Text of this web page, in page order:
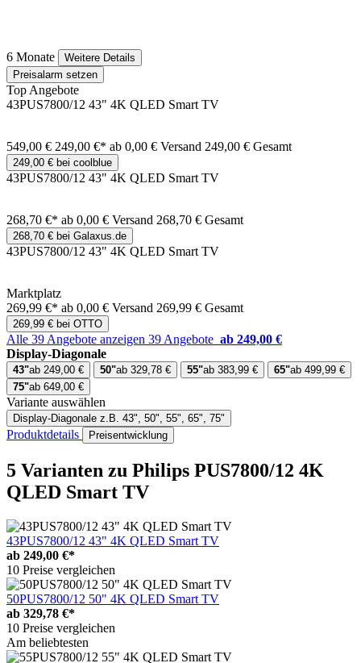
6 Monate
Weitere Details
Preisalarm setzen
Top Angebote
43PUS7800/12 43" 4K QLED Smart TV
549,00 € 249,00 €* ab 0,00 € Versand 249,00 € Gesamt
249,00 € bei coolblue
43PUS7800/12 43" 4K QLED Smart TV
268,70 €* ab 0,00 € Versand 268,70 € Gesamt
268,70 € bei Galaxus.de
43PUS7800/12 43" 4K QLED Smart TV
Marktplatz
269,99 €* ab 0,00 € Versand 269,99 € Gesamt
269,99 € bei OTTO
Alle 39 Angebote anzeigen 39 Angebote ab 249,00 €
Display-Diagonale
43"ab 249,00 € 50"ab 329,78 € 55"ab 383,99 € 65"ab 499,99 €
75"ab 649,00 €
Variante auswählen
Display-Diagonale z.B. 43", 50", 55", 65", 75"
Produktdetails Preisentwicklung
5 Varianten zu Philips PUS7800/12 4K
QLED Smart TV
43PUS7800/12 43" 4K QLED Smart TV
ab 249,00 €*
10 Preise vergleichen
50PUS7800/12 50" 4K QLED Smart TV
ab 329,78 €*
10 Preise vergleichen
Am beliebtesten